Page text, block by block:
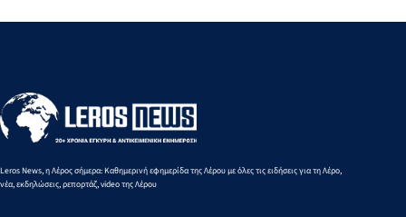
Μια ακόμη
ζωής
Λειψούς, με
Νοτίου Αιγαίου
Leros News, η Λέρος σήμερα: Καθημερινή εφημερίδα της Λέρου με όλες τις ειδήσεις για τη Λέρο,
νέα, εκδηλώσεις, ρεπορτάζ, video της Λέρου